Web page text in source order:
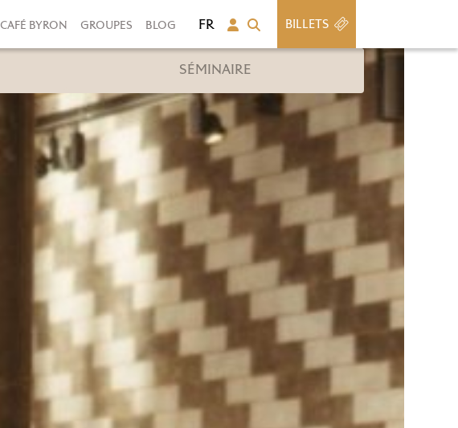
CAFÉ BYRON GROUPES BLOG BILLETS
SÉMINAIRE